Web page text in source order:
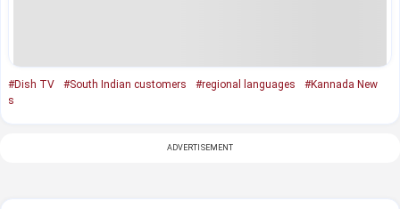
#Dish TV #South Indian customers #regional languages
#Kannada New
s
ADVERTISEMENT